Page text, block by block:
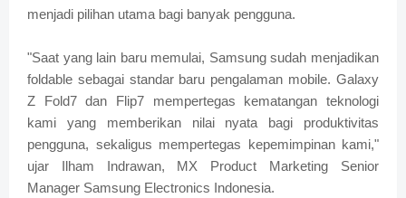
menjadi pilihan utama bagi banyak pengguna.
"Saat yang lain baru memulai, Samsung sudah menjadikan
foldable sebagai standar baru pengalaman mobile. Galaxy
Z Fold7 dan Flip7 mempertegas kematangan teknologi
kami yang memberikan nilai nyata bagi produktivitas
pengguna, sekaligus mempertegas kepemimpinan kami,"
ujar Ilham Indrawan, MX Product Marketing Senior
Manager Samsung Electronics Indonesia.